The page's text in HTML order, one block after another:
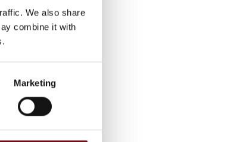
We also share
combine it with
Marketing